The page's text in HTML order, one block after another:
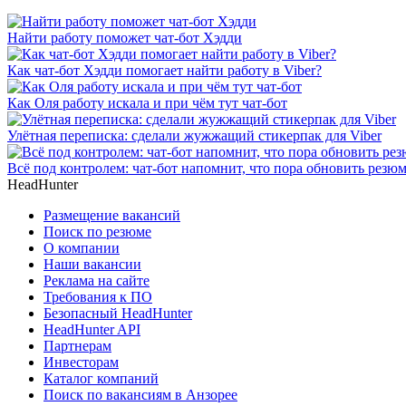
Найти работу поможет чат-бот Хэдди
Как чат-бот Хэдди помогает найти работу в Viber?
Как Оля работу искала и при чём тут чат-бот
Улётная переписка: сделали жужжащий стикерпак для Viber
Всё под контролем: чат-бот напомнит, что пора обновить
HeadHunter
Размещение вакансий
Поиск по резюме
О компании
Наши вакансии
Реклама на сайте
Требования к ПО
Безопасный HeadHunter
HeadHunter API
Партнерам
Инвесторам
Каталог компаний
Поиск по вакансиям в Анзорее